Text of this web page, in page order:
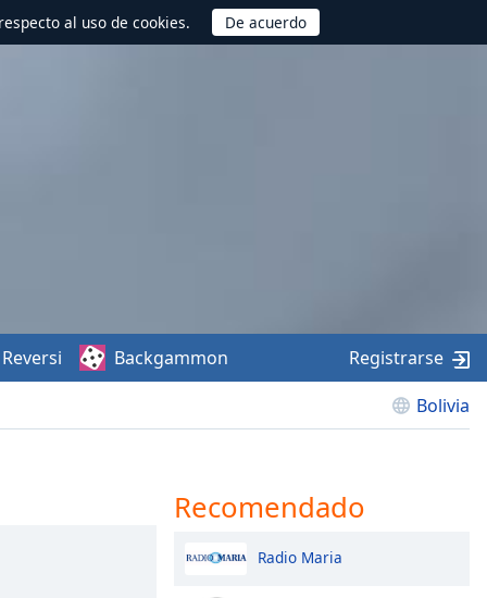
al uso de cookies.
Bolivia
Reversi Backgammon Registrarse
Recomendado
Radio Maria